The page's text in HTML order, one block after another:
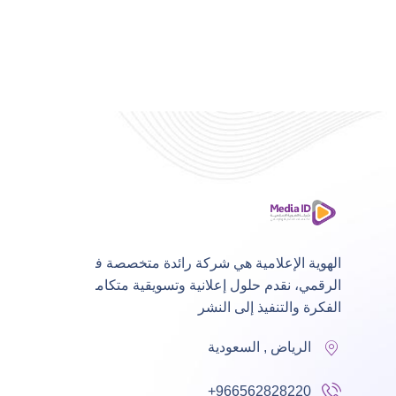
الهوية الإعلامية هي شركة رائدة متخصصة في التسويق
الرقمي، نقدم حلول إعلانية وتسويقية متكاملة من
الفكرة والتنفيذ إلى النشر
الرياض , السعودية
+966562828220